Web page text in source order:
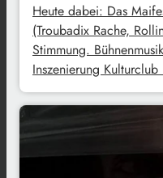
Heute dabei: Das
(Troubadix Rache,
Stimmung.
Inszenierung